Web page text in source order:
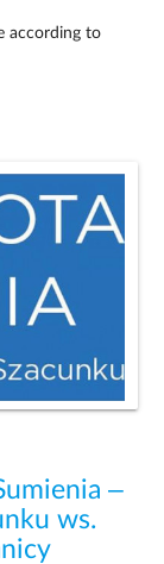
according to
–
ws.